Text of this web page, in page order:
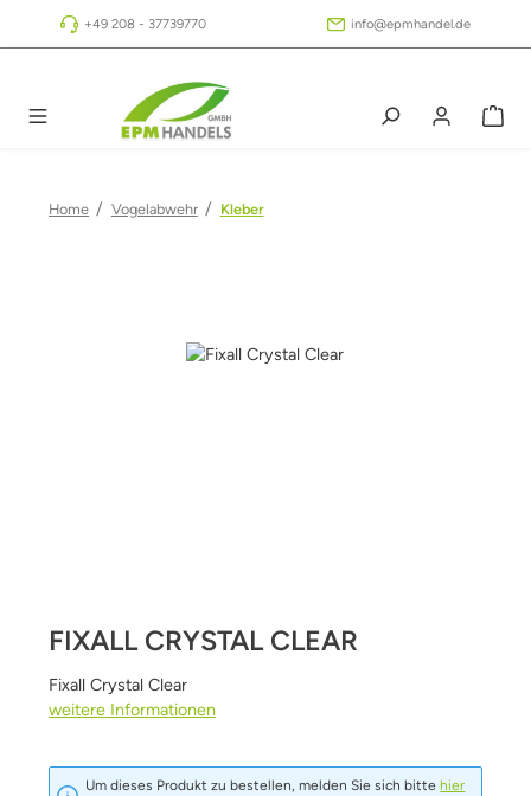
Zum Hauptinhalt springen
+49 208 - 37739770 info@epmhandel.de
Home / Vogelabwehr / Kleber
Bildergalerie überspringen
FIXALL CRYSTAL CLEAR
Fixall Crystal Clear
weitere Informationen
Um dieses Produkt zu bestellen, melden Sie sich bitte hier